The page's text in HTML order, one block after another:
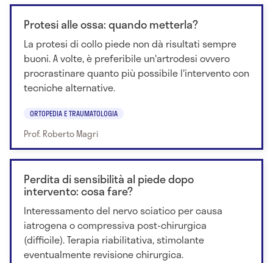
Protesi alle ossa: quando metterla?
La protesi di collo piede non dà risultati sempre
buoni. A volte, è preferibile un'artrodesi ovvero
procrastinare quanto più possibile l'intervento con
tecniche alternative.
ORTOPEDIA E TRAUMATOLOGIA
Prof. Roberto Magri
Perdita di sensibilità al piede dopo
intervento: cosa fare?
Interessamento del nervo sciatico per causa
iatrogena o compressiva post-chirurgica
(difficile). Terapia riabilitativa, stimolante
eventualmente revisione chirurgica.